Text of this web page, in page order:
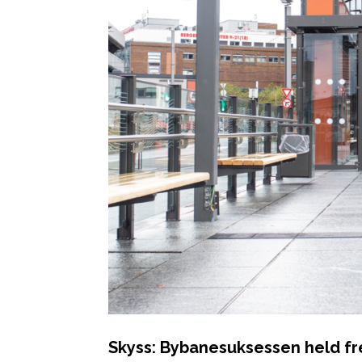
Skyss: Bybanesuksessen held